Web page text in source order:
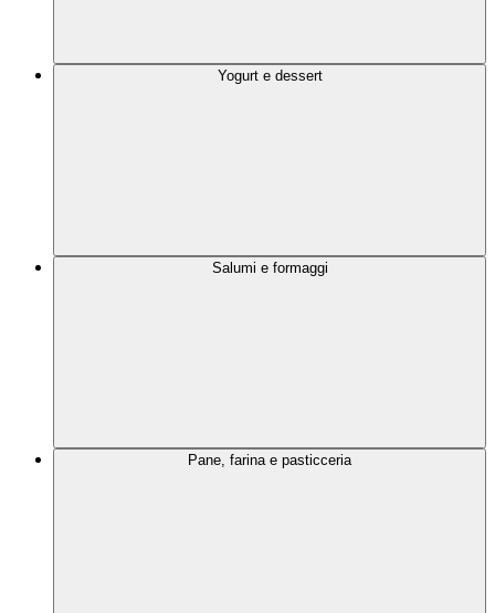
Yogurt e dessert
Salumi e formaggi
Pane, farina e pasticceria